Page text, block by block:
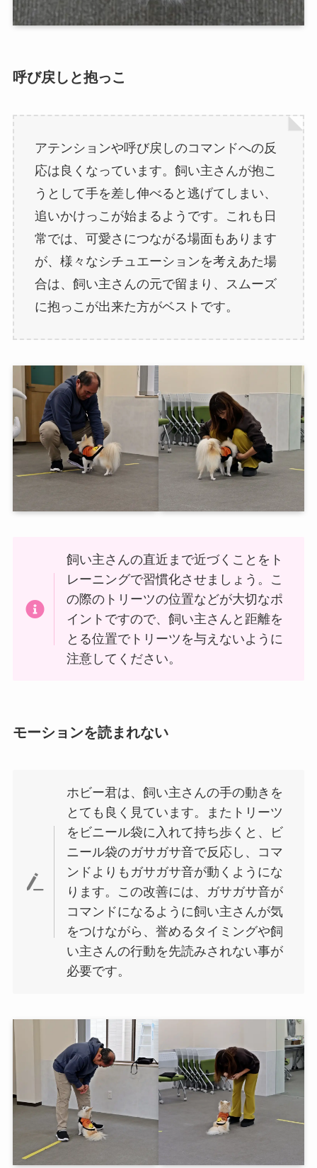
呼び戻しと抱っこ
アテンションや呼び戻しのコマンドへの反
応は良くなっています。飼い主さんが抱こ
うとして手を差し伸べると逃げてしまい、
追いかけっこが始まるようです。これも日
常では、可愛さにつながる場面もあります
が、様々なシチュエーションを考えあた場
合は、飼い主さんの元で留まり、スムーズ
に抱っこが出来た方がベストです。
飼い主さんの直近まで近づくことをト
レーニングで習慣化させましょう。こ
の際のトリーツの位置などが大切なポ
イントですので、飼い主さんと距離を
とる位置でトリーツを与えないように
注意してください。
モーションを読まれない
ホビー君は、飼い主さんの手の動きを
とても良く見ています。またトリーツ
をビニール袋に入れて持ち歩くと、ビ
ニール袋のガサガサ音で反応し、コマ
ンドよりもガサガサ音が動くようにな
ります。この改善には、ガサガサ音が
コマンドになるように飼い主さんが気
をつけながら、誉めるタイミングや飼
い主さんの行動を先読みされない事が
必要です。